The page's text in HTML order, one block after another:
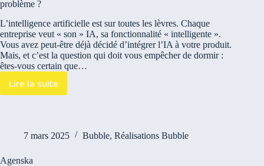
problème ?
L’intelligence artificielle est sur toutes les lèvres. Chaque
entreprise veut « son » IA, sa fonctionnalité « intelligente ».
Vous avez peut-être déjà décidé d’intégrer l’IA à votre produit.
Mais, et c’est la question qui doit vous empêcher de dormir :
êtes-vous certain que…
Lire la suite
7 mars 2025 Bubble, Réalisations Bubble
Agenska